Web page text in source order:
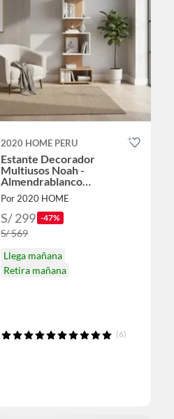
2020 HOME PERU
Estante Decorador
Multiusos Noah -
Almendrablanco
Almendrablanco
Por 2020 HOME
S/ 299 -47%
S/ 569
Llega mañana
Retira mañana
(6)